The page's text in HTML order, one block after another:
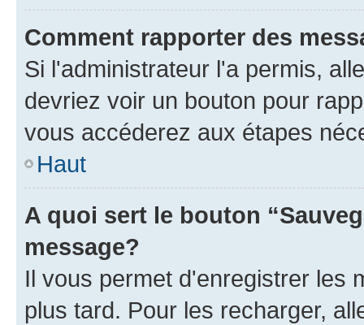
Comment rapporter des
Si l'administrateur l'a permis,
devriez voir un bouton pour
vous accéderez aux étapes
Haut
A quoi sert le bouton
message?
Il vous permet d'enregistrer les
plus tard. Pour les recharger,